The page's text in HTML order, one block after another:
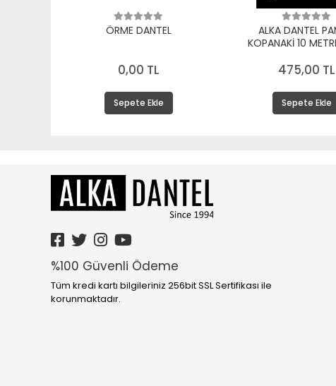
ÖRME DANTEL
0,00 TL
Sepete Ekle
ALKA DANTEL
KOPANAKİ 10
475,00 TL
Sepete Ekle
%100 Güvenli Ödeme
Tüm kredi kartı bilgileriniz 256bit SSL Sertifikası ile
korunmaktadır.